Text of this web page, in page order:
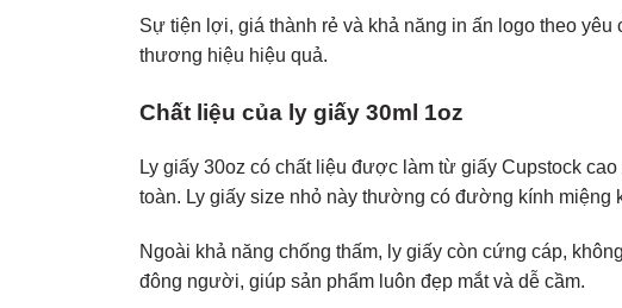
Sự tiện lợi, giá thành rẻ và khả năng in ấn logo theo yêu
thương hiệu hiệu quả.
Chất liệu của ly giấy 30ml 1oz
Ly giấy 30oz có chất liệu được làm từ giấy Cupstock
toàn. Ly giấy size nhỏ này thường có đường kính miệng
Ngoài khả năng chống thấm, ly giấy còn cứng cáp,
đông người, giúp sản phẩm luôn đẹp mắt và dễ cầm.